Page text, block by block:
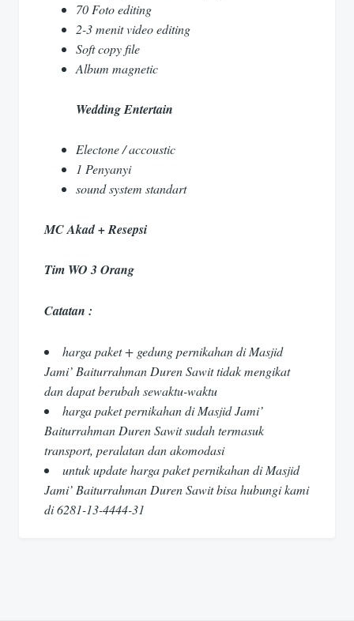
70 Foto editing
2-3 menit video editing
Soft copy file
Album magnetic
Wedding Entertain
Electone / accoustic
1 Penyanyi
sound system standart
MC Akad + Resepsi
Tim WO 3 Orang
Catatan :
harga paket + gedung pernikahan di Masjid
Jami’ Baiturrahman Duren Sawit tidak mengikat
dan dapat berubah sewaktu-waktu
harga paket pernikahan di Masjid Jami’
Baiturrahman Duren Sawit sudah termasuk
transport, peralatan dan akomodasi
untuk update harga paket pernikahan di Masjid
Jami’ Baiturrahman Duren Sawit bisa hubungi kami
di 6281-13-4444-31